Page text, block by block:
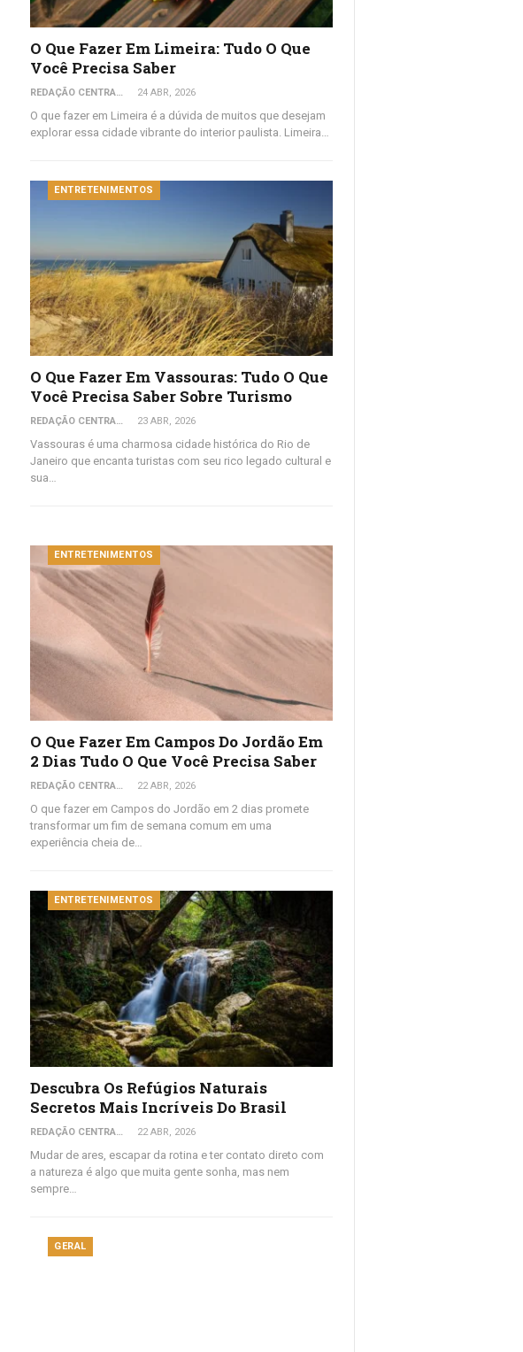
O Que Fazer Em Limeira: Tudo O Que
Você Precisa Saber
REDAÇÃO CENTRAL DO VIAJANTE 24 ABR, 2026
O que fazer em Limeira é a dúvida de muitos que desejam
explorar essa cidade vibrante do interior paulista. Limeira…
ENTRETENIMENTOS
O Que Fazer Em Vassouras: Tudo O Que
Você Precisa Saber Sobre Turismo
REDAÇÃO CENTRAL DO VIAJANTE 23 ABR, 2026
Vassouras é uma charmosa cidade histórica do Rio de
Janeiro que encanta turistas com seu rico legado cultural e
sua…
ENTRETENIMENTOS
O Que Fazer Em Campos Do Jordão Em
2 Dias Tudo O Que Você Precisa Saber
REDAÇÃO CENTRAL DO VIAJANTE 22 ABR, 2026
O que fazer em Campos do Jordão em 2 dias promete
transformar um fim de semana comum em uma
experiência cheia de…
ENTRETENIMENTOS
Descubra Os Refúgios Naturais
Secretos Mais Incríveis Do Brasil
REDAÇÃO CENTRAL DO VIAJANTE 22 ABR, 2026
Mudar de ares, escapar da rotina e ter contato direto com
a natureza é algo que muita gente sonha, mas nem
sempre…
GERAL